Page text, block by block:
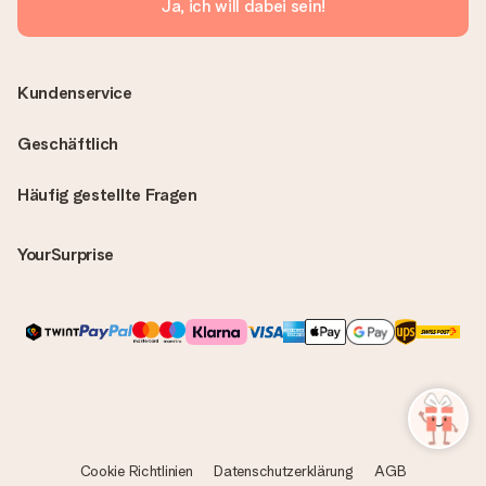
Ja, ich will dabei sein!
Häufig gestellte Fragen
YourSurprise
Kundenservice
Geschäftlich
Cookie Richtlinien Datenschutzerklärung AGB